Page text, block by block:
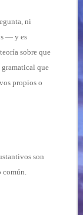
ni
— y es
sobre que
que
propios o
son
común.